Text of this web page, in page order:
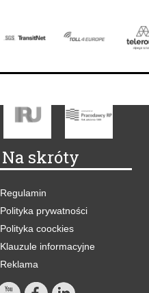
Na skróty
Regulamin
Polityka prywatności
Polityka coockies
Klauzule informacyjne
Reklama